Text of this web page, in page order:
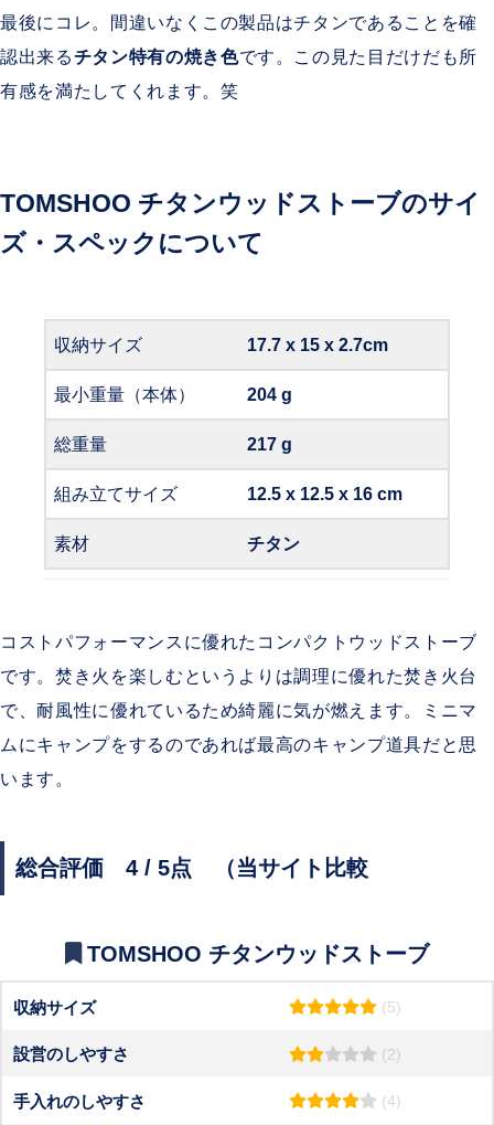
最後にコレ。間違いなくこの製品はチタンであることを確
認出来るチタン特有の焼き色です。この見た目だけだも所
有感を満たしてくれます。笑
TOMSHOO チタンウッドストーブのサイ
ズ・スペックについて
収納サイズ 17.7 x 15 x 2.7cm
最小重量（本体） 204 g
総重量 217 g
組み立てサイズ 12.5 x 12.5 x 16 cm
素材 チタン
コストパフォーマンスに優れたコンパクトウッドストーブ
です。焚き火を楽しむというよりは調理に優れた焚き火台
で、耐風性に優れているため綺麗に気が燃えます。ミニマ
ムにキャンプをするのであれば最高のキャンプ道具だと思
います。
総合評価 4 / 5点 （当サイト比較
TOMSHOO チタンウッドストーブ
収納サイズ (5)
設営のしやすさ (2)
手入れのしやすさ (4)